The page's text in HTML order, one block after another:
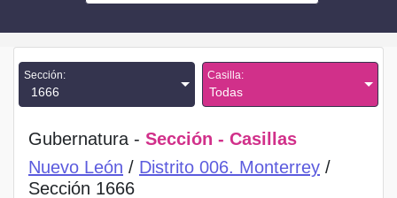
Sección:
1666
Casilla:
Todas
Gubernatura - Sección - Casillas
Nuevo León / Distrito 006. Monterrey /
Sección 1666